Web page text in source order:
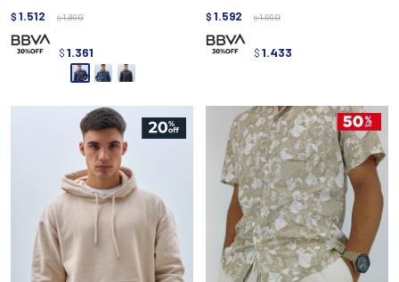
$ 1.512 $ 1.890
$ 1.361
$ 1.592 $ 1.990
$ 1.433